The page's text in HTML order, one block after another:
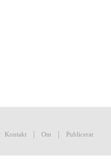
Kontakt | Om | Publicerat